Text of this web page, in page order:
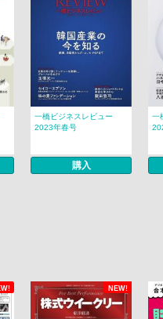
一橋ビジネスレビュー
2023年春号
購入
一
NEW!